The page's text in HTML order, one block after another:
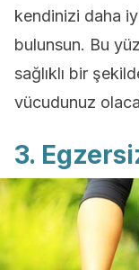
kendinizi daha
bulunsun. Bu
sağlıklı bir
vücudunuz
3.